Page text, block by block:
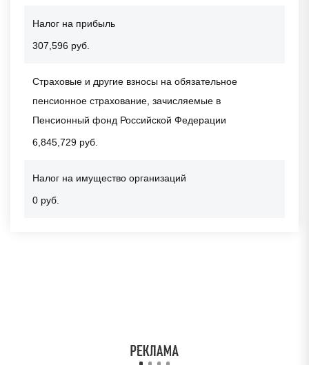
Налог на прибыль
307,596 руб.
Страховые и другие взносы на обязательное
пенсионное страхование, зачисляемые в
Пенсионный фонд Российской Федерации
6,845,729 руб.
Налог на имущество организаций
0 руб.